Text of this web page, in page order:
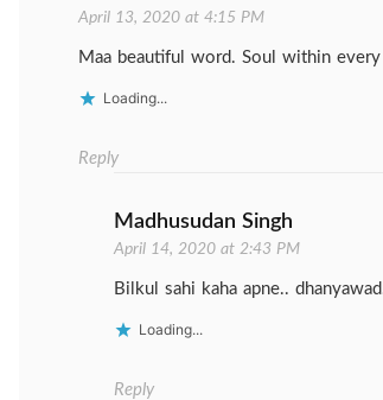
April 13, 2020 at 4:15 PM
Maa beautiful word. Soul within
Loading...
Reply
Madhusudan Singh
April 14, 2020 at 2:43 PM
Bilkul sahi kaha apne..
Loading...
Reply